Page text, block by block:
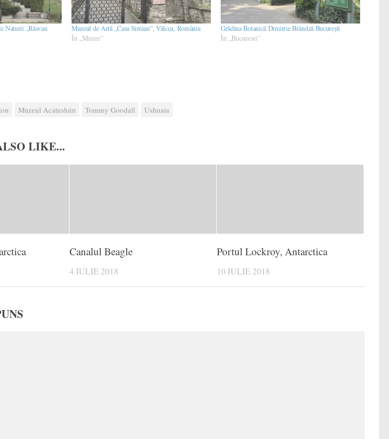
Naturii „Răsvan
Muzeul de Artă „Casa Simian”, Vâlcea, România
În „Muzee”
Grădina Botanică Dimitrie Brândză Bucureşti
În „Bucuresti”
Muzeul Acatushún Tommy Goodall Ushuaia
LIKE...
Canalul Beagle
4 IULIE 2018
Portul Lockroy, Antarctica
10 IULIE 2018